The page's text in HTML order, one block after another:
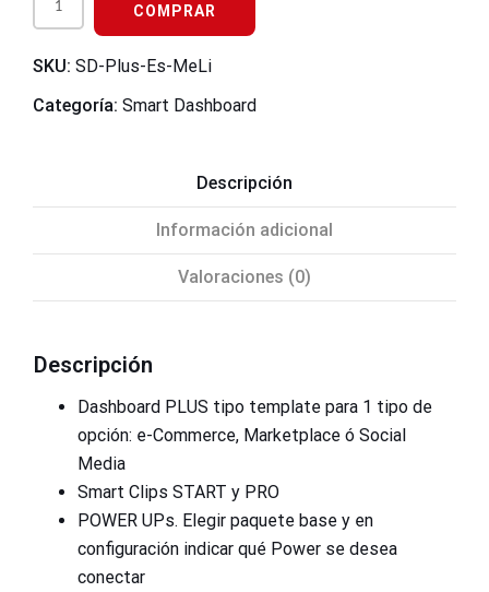
COMPRAR
SKU: SD-Plus-Es-MeLi
Categoría: Smart Dashboard
Descripción
Información adicional
Valoraciones (0)
Descripción
Dashboard PLUS tipo template para 1 tipo de
opción: e-Commerce, Marketplace ó Social
Media
Smart Clips START y PRO
POWER UPs. Elegir paquete base y en
configuración indicar qué Power se desea
conectar